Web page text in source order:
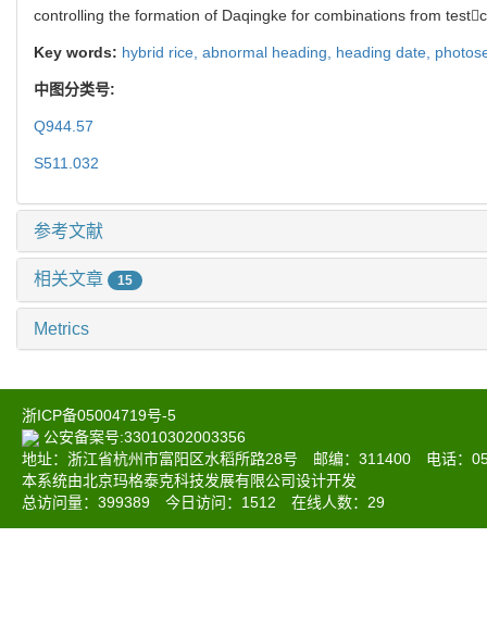
controlling the formation of Daqingke for combinations from
Key words: hybrid rice, abnormal heading, heading date,
中图分类号:
Q944.57
S511.032
参考文献
相关文章 15
Metrics
浙ICP备05004719号-5
公安备案号:33010302003356
地址：浙江省杭州市富阳区水稻所路28号 邮编：311400 电话：
本系统由北京玛格泰克科技发展有限公司设计开发
总访问量： 399389 今日访问： 1512 在线人数： 29